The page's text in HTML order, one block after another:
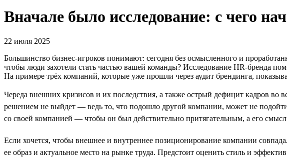
Вначале было исследование: с чего
22 июля 2025
Большинство бизнес-игроков понимают: сегодня без осмысленного и
чтобы люди захотели стать частью вашей команды? Исследование HR-бренда
На примере трёх компаний, которые уже прошли через аудит брендинга,
Череда внешних кризисов и их последствия, а также острый дефицит кадров во
решением не выйдет — ведь то, что подошло другой компании, может не
со своей компанией — чтобы он был действительно притягательным, а его
Если хочется, чтобы внешнее и внутреннее позиционирование компании
ее образ и актуальное место на рынке труда. Предстоит оценить стиль и